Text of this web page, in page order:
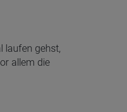
laufen gehst,
allem die